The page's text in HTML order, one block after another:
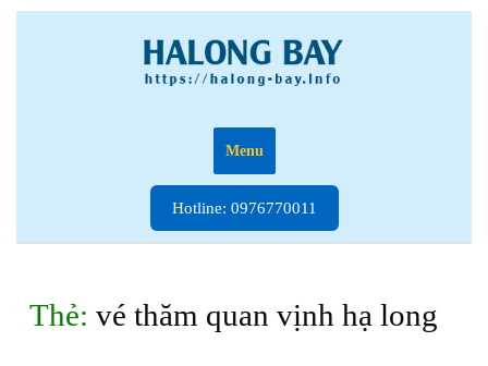
Menu
Hotline: 0976770011
0976770011
Thẻ: vé thăm quan vịnh hạ long